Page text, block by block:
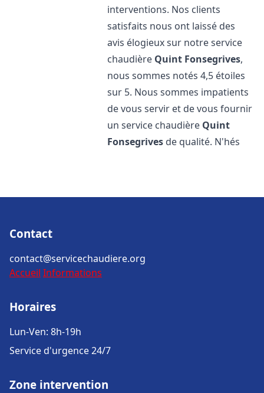
interventions. Nos clients
satisfaits nous ont laissé des
avis élogieux sur notre service
chaudière Quint Fonsegrives,
nous sommes notés 4,5 étoiles
sur 5. Nous sommes impatients
de vous servir et de vous fournir
un service chaudière Quint
Fonsegrives de qualité. N'hés
Contact
contact@servicechaudiere.org
Accueil Informations
Horaires
Lun-Ven: 8h-19h
Service d'urgence 24/7
Zone intervention